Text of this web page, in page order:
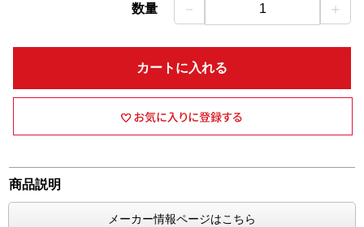
数量 － 1 ＋
カートに入れる
商品説明
メーカー情報ページはこちら